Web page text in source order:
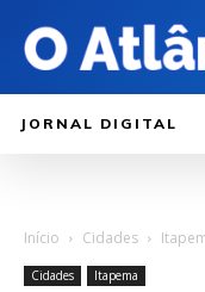
JORNAL DIGITAL
Início Cidades
Cidades Itapema